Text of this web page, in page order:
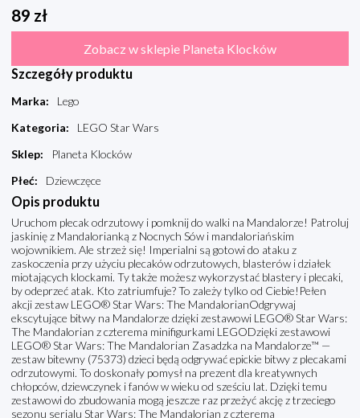
89 zł
Zobacz w sklepie Planeta Klocków
Szczegóły produktu
Marka:
Lego
Kategoria:
LEGO Star Wars
Sklep:
Planeta Klocków
Płeć: Dziewczęce
Opis produktu
Uruchom plecak odrzutowy i pomknij do walki na Mandalorze! Patroluj
jaskinię z Mandalorianką z Nocnych Sów i mandaloriańskim
wojownikiem. Ale strzeż się! Imperialni są gotowi do ataku z
zaskoczenia przy użyciu plecaków odrzutowych, blasterów i działek
miotających klockami. Ty także możesz wykorzystać blastery i plecaki,
by odeprzeć atak. Kto zatriumfuje? To zależy tylko od Ciebie!Pełen
akcji zestaw LEGO® Star Wars: The MandalorianOdgrywaj
ekscytujące bitwy na Mandalorze dzięki zestawowi LEGO® Star Wars:
The Mandalorian z czterema minifigurkami LEGODzięki zestawowi
LEGO® Star Wars: The Mandalorian Zasadzka na Mandalorze™ —
zestaw bitewny (75373) dzieci będą odgrywać epickie bitwy z plecakami
odrzutowymi. To doskonały pomysł na prezent dla kreatywnych
chłopców, dziewczynek i fanów w wieku od sześciu lat. Dzięki temu
zestawowi do zbudowania mogą jeszcze raz przeżyć akcję z trzeciego
sezonu serialu Star Wars: The Mandalorian z czterema